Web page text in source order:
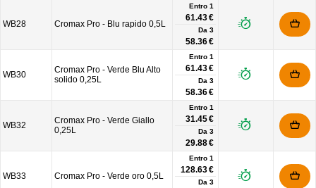
WB28 Cromax Pro - Blu rapido 0,5L
Entro 1
61.43 €
Da 3
58.36 €
WB30
Cromax Pro - Verde Blu Alto
solido 0,25L
Entro 1
61.43 €
Da 3
58.36 €
WB32
Cromax Pro - Verde Giallo
0,25L
Entro 1
31.45 €
Da 3
29.88 €
WB33 Cromax Pro - Verde oro 0,5L
Entro 1
128.63 €
Da 3